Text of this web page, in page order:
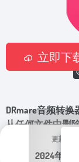
DRmare音频转
从任何文件中删
更新日期
2024年 1月
立即下